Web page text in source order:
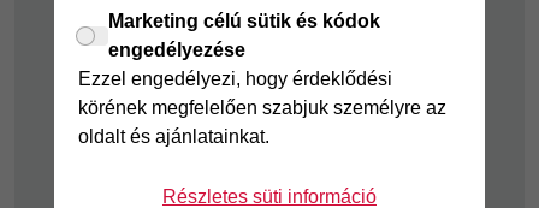
Marketing célú sütik és kódok
engedélyezése
Ezzel engedélyezi, hogy érdeklődési
körének megfelelően szabjuk személyre az
oldalt és ajánlatainkat.
Részletes süti információ
Zöldebb Jövőért
Biztonságos
pénzügyek
Fizetési nehézség